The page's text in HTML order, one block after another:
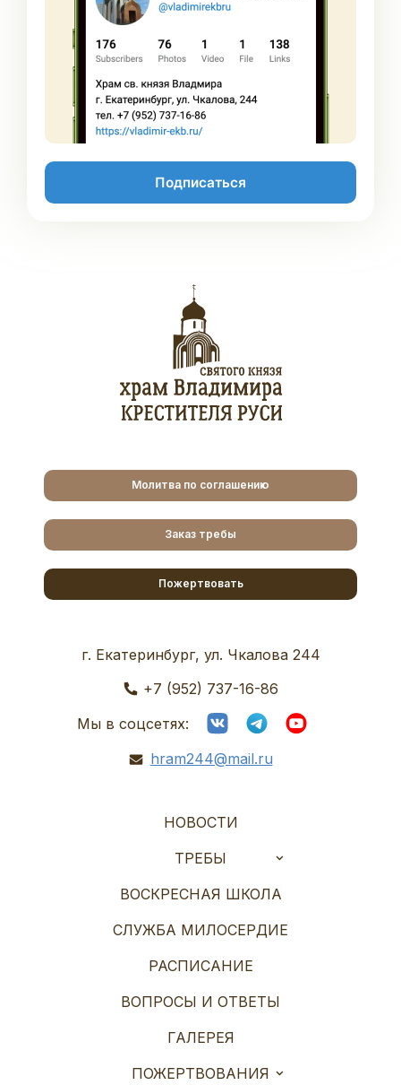
Подписаться
Молитва по соглашению
Заказ требы
Пожертвовать
г. Екатеринбург, ул. Чкалова 244
+7 (952) 737-16-86
Мы в соцсетях:
hram244@mail.ru
НОВОСТИ
ТРЕБЫ
ВОСКРЕСНАЯ ШКОЛА
СЛУЖБА МИЛОСЕРДИЕ
РАСПИСАНИЕ
ВОПРОСЫ И ОТВЕТЫ
ГАЛЕРЕЯ
ПОЖЕРТВОВАНИЯ